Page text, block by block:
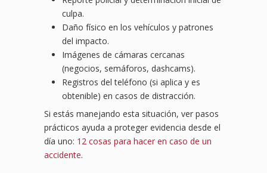
culpa.
Daño físico en los vehículos y patrones
del impacto.
Imágenes de cámaras cercanas
(negocios, semáforos, dashcams).
Registros del teléfono (si aplica y es
obtenible) en casos de distracción.
Si estás manejando esta situación, ver pasos
prácticos ayuda a proteger evidencia desde el
día uno: 12 cosas para hacer en caso de un
accidente.